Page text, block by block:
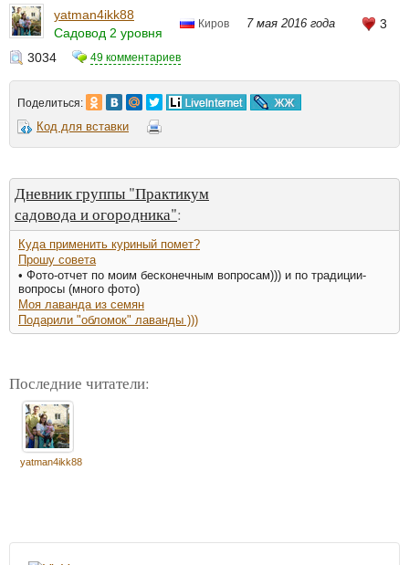
yatman4ikk88
Садовод 2 уровня
Киров 7 мая 2016 года 3
3034 49 комментариев
Поделиться:
Код для вставки
Дневник группы "Практикум
садовода и огородника":
Куда применить куриный помет?
Прошу совета
• Фото-отчет по моим бесконечным вопросам))) и по традиции-
вопросы (много фото)
Моя лаванда из семян
Подарили "обломок" лаванды )))
Последние читатели:
yatman4ikk88